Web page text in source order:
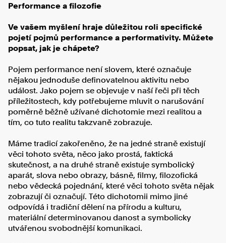
Performance a filozofie
Ve vašem myšlení hraje důležitou roli specifické
pojetí pojmů performance a performativity. Můžete
popsat, jak je chápete?
Pojem performance není slovem, které označuje
nějakou jednoduše definovatelnou aktivitu nebo
událost. Jako pojem se objevuje v naší řeči při těch
příležitostech, kdy potřebujeme mluvit o narušování
poměrně běžně užívané dichotomie mezi realitou a
tím, co tuto realitu takzvaně zobrazuje.
Máme tradicí zakořeněno, že na jedné straně existují
věci tohoto světa, něco jako prostá, faktická
skutečnost, a na druhé straně existuje symbolický
aparát, slova nebo obrazy, básně, filmy, filozofická
nebo vědecká pojednání, které věci tohoto světa nějak
zobrazují či označují. Této dichotomii mimo jiné
odpovídá i tradiční dělení na přírodu a kulturu,
materiální determinovanou danost a symbolicky
utvářenou svobodnější komunikaci.